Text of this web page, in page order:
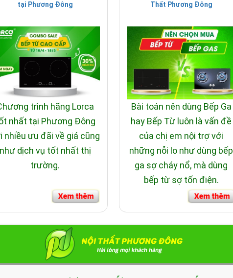
tại Phương Đông
trình hãng Lorca
nhất tại Phương Đông
nhiều ưu đãi về giá cũng
như dịch vụ tốt nhất thị
trường.
Thất Phương Đông
Bài toán nên dùng Bếp Ga
hay Bếp Từ luôn là vấn đề
của chị em nội trợ với
những nỗi lo như dùng bếp
ga sợ cháy nổ, mà dùng
bếp từ sợ tốn điện.